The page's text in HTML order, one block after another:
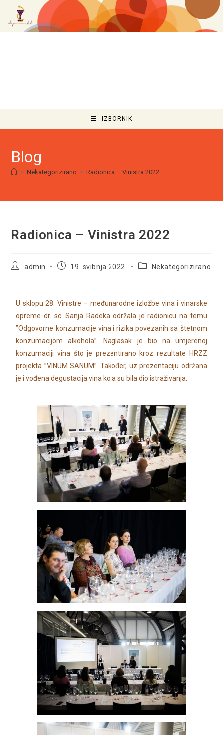
IZBORNIK
Blog
> Nekategorizirano > Radionica – Vinistra 2022
Radionica – Vinistra 2022
admin 19. svibnja 2022. Nekategorizirano
U sklopu 28. Vinistre – međunarodne izložbe vina i vinarske
opreme dr. sc. Sanja Radeka održala je radionicu na temu
”Odgovorne konzumacije vina i rizika povezanih sa štetnom
konzumacijom alkohola”. Naglasak je bio na umjerenoj
konzumaciji vina što je prezentirano kroz rezultate HRZZ
projekta ”VINUM SANUM”. Također, uz prezentaciju održana
je i vođena degustacija vina koja su bila dio istraživanja.